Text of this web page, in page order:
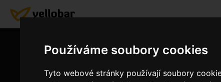
Používáme soubory cookies
Tyto webové stránky používají soubory